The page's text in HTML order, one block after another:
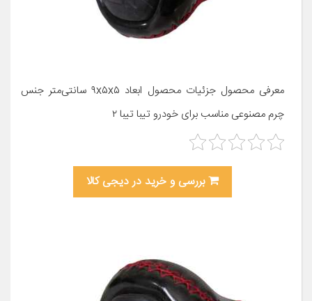
معرفی محصول جزئیات محصول ابعاد ۹x۵x۵ سانتی‌متر جنس
چرم مصنوعی مناسب برای خودرو تیبا تیبا ۲
بررسی و خرید در دیجی کالا